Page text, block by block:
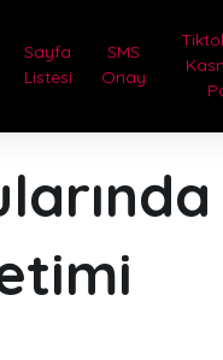
Sayfa
Listesi
SMS
Onay